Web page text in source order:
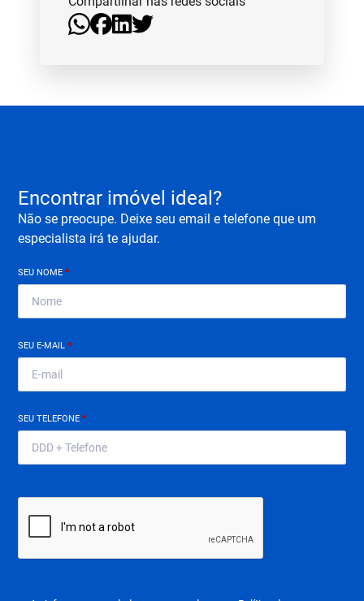
Encontrar imóvel ideal?
Não se preocupe. Deixe seu email e telefone que um
especialista irá te ajudar.
SEU NOME*
SEU E-MAIL*
SEU TELEFONE*